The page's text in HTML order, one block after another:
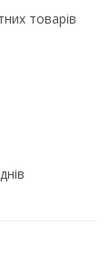
товарів